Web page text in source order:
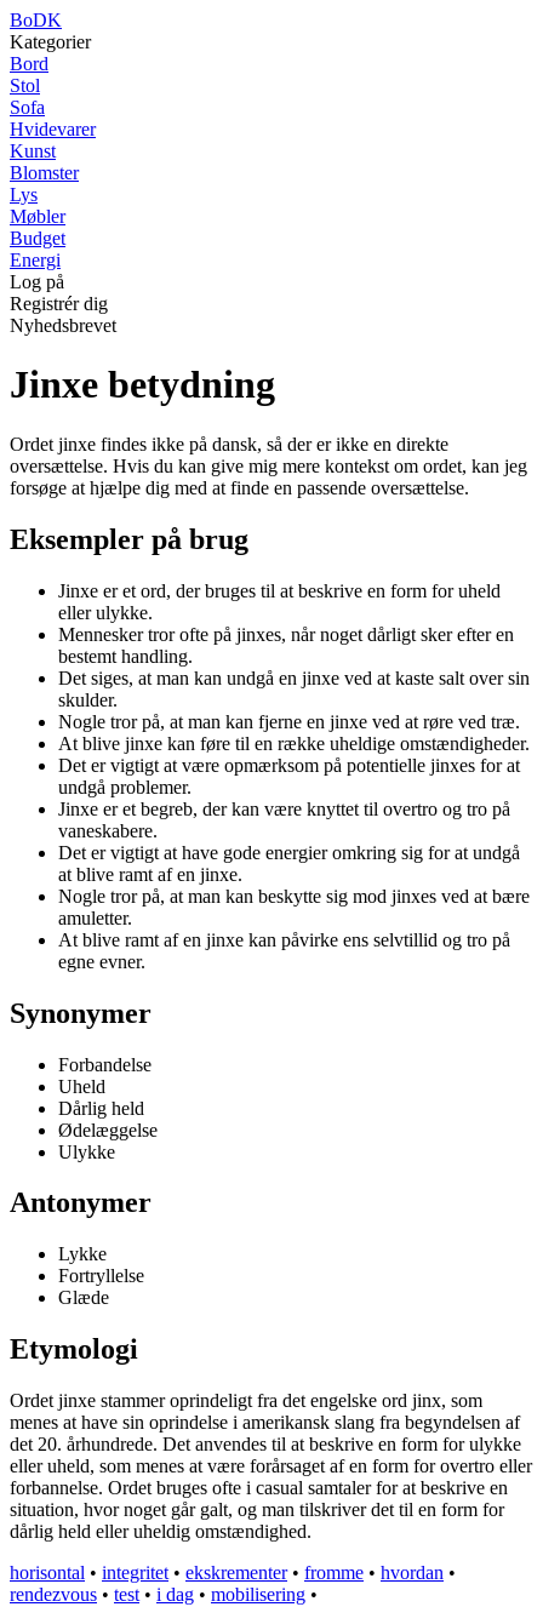
BoDK
Kategorier
Bord
Stol
Sofa
Hvidevarer
Kunst
Blomster
Lys
Møbler
Budget
Energi
Log på
Registrér dig
Nyhedsbrevet
Jinxe betydning
Ordet jinxe findes ikke på dansk, så der er ikke en direkte
oversættelse. Hvis du kan give mig mere kontekst om ordet, kan jeg
forsøge at hjælpe dig med at finde en passende oversættelse.
Eksempler på brug
Jinxe er et ord, der bruges til at beskrive en form for uheld
eller ulykke.
Mennesker tror ofte på jinxes, når noget dårligt sker efter en
bestemt handling.
Det siges, at man kan undgå en jinxe ved at kaste salt over sin
skulder.
Nogle tror på, at man kan fjerne en jinxe ved at røre ved træ.
At blive jinxe kan føre til en række uheldige omstændigheder.
Det er vigtigt at være opmærksom på potentielle jinxes for at
undgå problemer.
Jinxe er et begreb, der kan være knyttet til overtro og tro på
vaneskabere.
Det er vigtigt at have gode energier omkring sig for at undgå
at blive ramt af en jinxe.
Nogle tror på, at man kan beskytte sig mod jinxes ved at bære
amuletter.
At blive ramt af en jinxe kan påvirke ens selvtillid og tro på
egne evner.
Synonymer
Forbandelse
Uheld
Dårlig held
Ødelæggelse
Ulykke
Antonymer
Lykke
Fortryllelse
Glæde
Etymologi
Ordet jinxe stammer oprindeligt fra det engelske ord jinx, som
menes at have sin oprindelse i amerikansk slang fra begyndelsen af
det 20. århundrede. Det anvendes til at beskrive en form for ulykke
eller uheld, som menes at være forårsaget af en form for overtro eller
forbannelse. Ordet bruges ofte i casual samtaler for at beskrive en
situation, hvor noget går galt, og man tilskriver det til en form for
dårlig held eller uheldig omstændighed.
horisontal • integritet • ekskrementer• fromme • hvordan •
rendezvous • test • i dag • mobilisering •